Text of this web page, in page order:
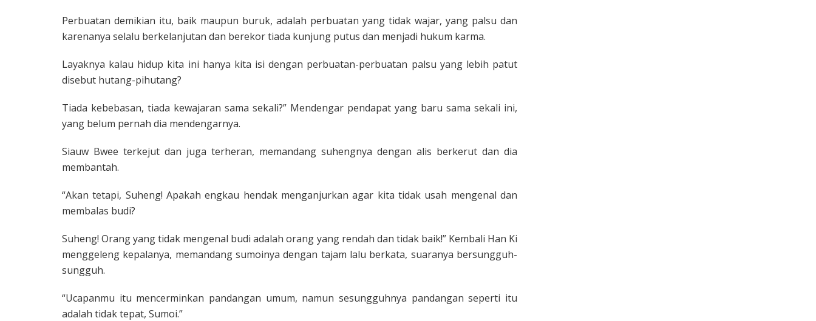
Perbuatan demikian itu, baik maupun buruk, adalah perbuatan yang tidak wajar, yang palsu dan
karenanya selalu berkelanjutan dan berekor tiada kunjung putus dan menjadi hukum karma.
Layaknya kalau hidup kita ini hanya kita isi dengan perbuatan-perbuatan palsu yang lebih patut
disebut hutang-pihutang?
Tiada kebebasan, tiada kewajaran sama sekali?” Mendengar pendapat yang baru sama sekali ini,
yang belum pernah dia mendengarnya.
Siauw Bwee terkejut dan juga terheran, memandang suhengnya dengan alis berkerut dan dia
membantah.
“Akan tetapi, Suheng! Apakah engkau hendak menganjurkan agar kita tidak usah mengenal dan
membalas budi?
Suheng! Orang yang tidak mengenal budi adalah orang yang rendah dan tidak baik!” Kembali Han Ki
menggeleng kepalanya, memandang sumoinya dengan tajam lalu berkata, suaranya bersungguh-
sungguh.
“Ucapanmu itu mencerminkan pandangan umum, namun sesungguhnya pandangan seperti itu
adalah tidak tepat, Sumoi.”